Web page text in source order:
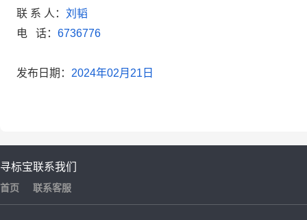
联 系 人： 刘韬
电
话： 6736776
发布日期： 2024年02月 21 日
寻标宝
首页
联系我们
联系客服